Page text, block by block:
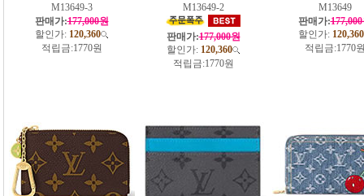
M13649-3
판매가:177,000원
할인가: 120,360
적립금:1770원
M13649-2
판매가:177,000원
할인가: 120,360
적립금:1770원
M13649
판매가:
할인가: 120,360
적립금:1770